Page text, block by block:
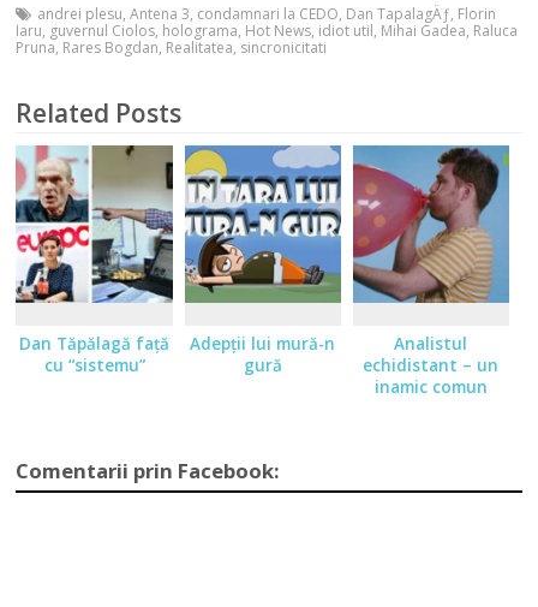
andrei plesu,Antena 3, condamnari la CEDO, Dan TapalagÄƒ, Florin
Iaru, guvernul Ciolos, holograma, Hot News, idiot util, Mihai Gadea, Raluca
Pruna, Rares Bogdan, Realitatea, sincronicitati
Related Posts
Dan Tăpălagă faţă
cu “sistemu”
Adepţii lui mură-n
gură
Analistul
echidistant – un
inamic comun
Comentarii prin Facebook: